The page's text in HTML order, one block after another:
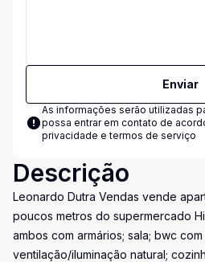
Enviar
As informações serão utilizadas
possa entrar em contato de
privacidade e termos de serviço
Descrição
Leonardo Dutra Vendas vende
poucos metros do supermercado
ambos com armários; sala; bwc
ventilação/iluminação natural;